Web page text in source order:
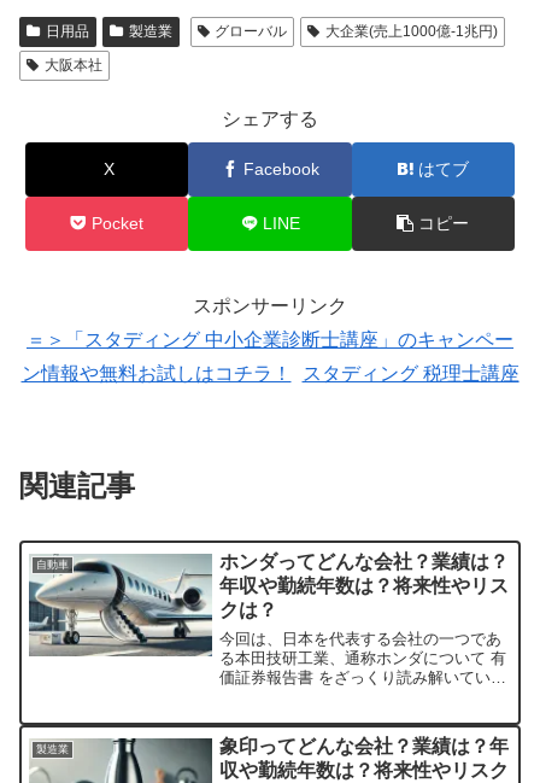
日用品 製造業 グローバル
大企業(売上1000億-1兆円)
大阪本社
シェアする
X Facebook はてブ
Pocket LINE コピー
スポンサーリンク
＝＞「スタディング 中小企業診断士講座」のキャンペー
ン情報や無料お試しはコチラ！
スタディング 税理士講座
関連記事
自動車
ホンダってどんな会社？業績は？
年収や勤続年数は？将来性やリス
クは？
今回は、日本を代表する会社の一つであ
る本田技研工業、通称ホンダについて 有
価証券報告書 をざっくり読み解いていき
大企業です。日経新聞による日本企業の
時価総...
製造業
象印ってどんな会社？業績は？年
収や勤続年数は？将来性やリスク